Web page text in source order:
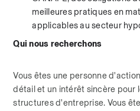
meilleures pratiques en
applicables au secteur
Qui nous recherchons
Vous êtes une personne
détail et un intérêt sincère pour
structures d'entreprise. Vous